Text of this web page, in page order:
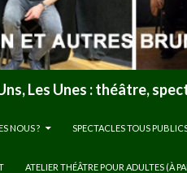
Les Unes : théâtre,
NOUS ? SPECTACLES TOUS
ATELIER THÉÂTRE POUR ADULTES (À